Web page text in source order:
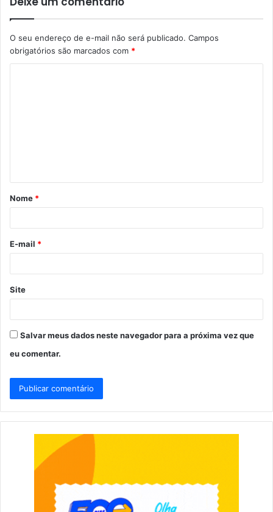
O seu endereço de e-mail não será publicado. Campos
obrigatórios são marcados com *
á
r
*
Nome *
E-mail *
Site
Salvar meus dados neste navegador para a próxima vez que
eu comentar.